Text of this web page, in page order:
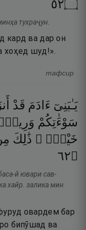
۝٢٥
тухраҷун.
кард ва дар он
хоҳед шуд!».
тафсир
يَـٰبَنِىٓ ءَادَمَ قَدْ
سَوْءَٰتِكُمْ
خَيْرٌۭ ۚ ذَٰلِكَ
۝٢٦
й ювари сав-
хайр. залика мин
овардем бар
бипӯшад ва